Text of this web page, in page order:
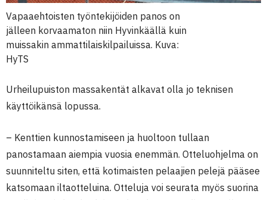
Vapaaehtoisten työntekijöiden panos on
jälleen korvaamaton niin Hyvinkäällä kuin
muissakin ammattilaiskilpailuissa. Kuva:
HyTS
Urheilupuiston massakentät alkavat olla jo teknisen
käyttöikänsä lopussa.
– Kenttien kunnostamiseen ja huoltoon tullaan
panostamaan aiempia vuosia enemmän. Otteluohjelma on
suunniteltu siten, että kotimaisten pelaajien pelejä pääsee
katsomaan iltaotteluina. Otteluja voi seurata myös suorina